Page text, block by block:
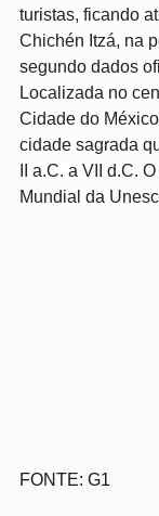
turistas, ficando
Chichén Itzá, na
segundo dados
Localizada no
Cidade do
cidade sagrada
II a.C. a VII d.C.
Mundial da
FONTE: G1